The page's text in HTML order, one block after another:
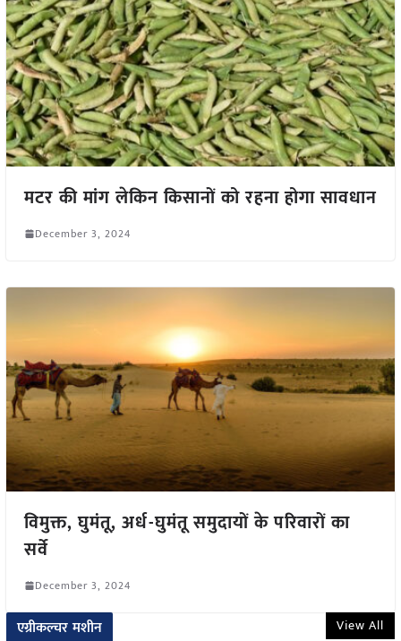
मटर की मांग लेकिन किसानों को रहना होगा सावधान
December 3, 2024
विमुक्त, घुमंतू, अर्ध-घुमंतू समुदायों के परिवारों का
सर्वे
December 3, 2024
एग्रीकल्चर मशीन View All